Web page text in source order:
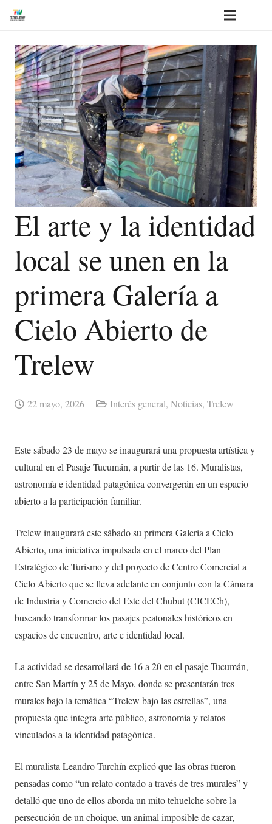
El arte y la identidad
local se unen en la
primera Galería a
Cielo Abierto de
Trelew
22 mayo, 2026 Interés general, Noticias, Trelew
Este sábado 23 de mayo se inaugurará una propuesta artística y
cultural en el Pasaje Tucumán, a partir de las 16. Muralistas,
astronomía e identidad patagónica convergerán en un espacio
abierto a la participación familiar.
Trelew inaugurará este sábado su primera Galería a Cielo
Abierto, una iniciativa impulsada en el marco del Plan
Estratégico de Turismo y del proyecto de Centro Comercial a
Cielo Abierto que se lleva adelante en conjunto con la Cámara
de Industria y Comercio del Este del Chubut (CICECh),
buscando transformar los pasajes peatonales históricos en
espacios de encuentro, arte e identidad local.
La actividad se desarrollará de 16 a 20 en el pasaje Tucumán,
entre San Martín y 25 de Mayo, donde se presentarán tres
murales bajo la temática “Trelew bajo las estrellas”, una
propuesta que integra arte público, astronomía y relatos
vinculados a la identidad patagónica.
El muralista Leandro Turchín explicó que las obras fueron
pensadas como “un relato contado a través de tres murales” y
detalló que uno de ellos aborda un mito tehuelche sobre la
persecución de un choique, un animal imposible de cazar,